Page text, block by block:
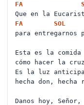
FA
Que en la
FA
SOL
para entregarnos
Esta es la comida
cómo hacer la
Es la luz
hecha don,
Danos hoy,